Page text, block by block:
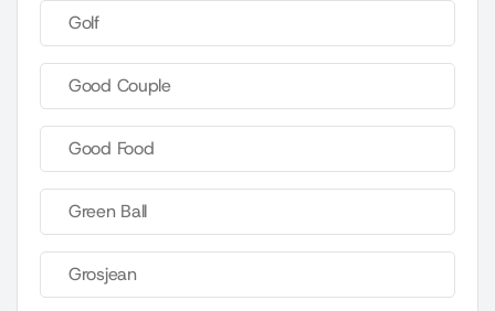
Golf
Good Couple
Good Food
Green Ball
Grosjean